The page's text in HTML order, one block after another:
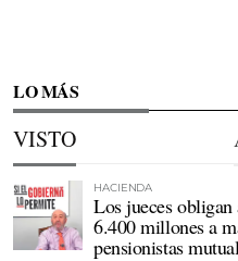
LO MÁS
VISTO
HACIENDA
Los jueces
6.400 millones a
pensionistas